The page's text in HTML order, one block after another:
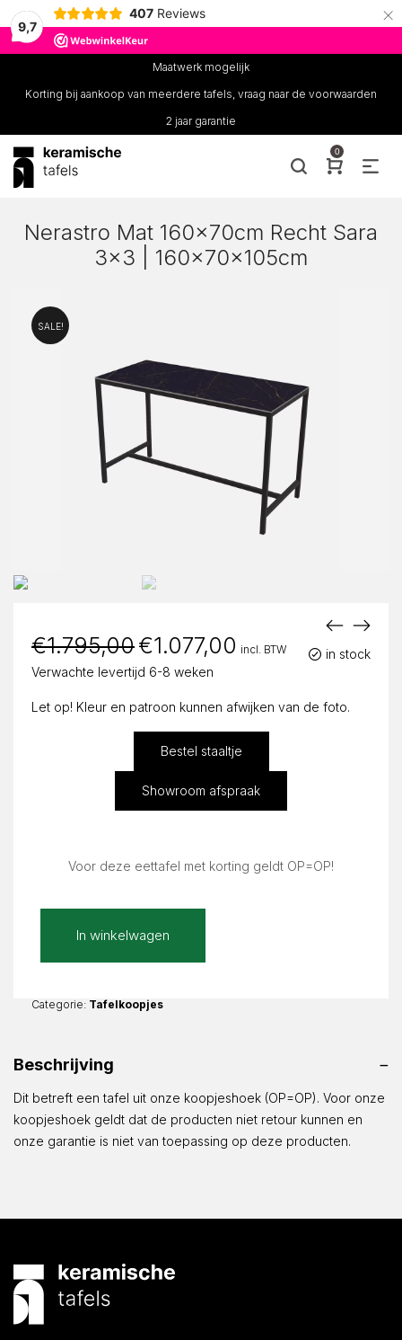
9,7
407 Reviews ×
Maatwerk mogelijk
Korting bij aankoop van meerdere tafels, vraag naar de voorwaarden
2 jaar garantie
0
Nerastro Mat 160x70cm Recht Sara
3×3 | 160x70x105cm
SALE!
in stock
€1.795,00 Oorspronkelijke
prijs
was:
€1.795,00.
€1.077,00 prijs
incl. BTW
Verwachte levertijd 6-8 weken
Let op! Kleur en patroon kunnen afwijken van de foto.
Bestel staaltje
Showroom afspraak
Voor deze eettafel met korting geldt OP=OP!
160x70cm
Sara
160x70x105cm
aantal
In winkelwagen
Categorie: Tafelkoopjes
Beschrijving
Dit betreft een tafel uit onze koopjeshoek (OP=OP). Voor onze
koopjeshoek geldt dat de producten niet retour kunnen en
onze garantie is niet van toepassing op deze producten.